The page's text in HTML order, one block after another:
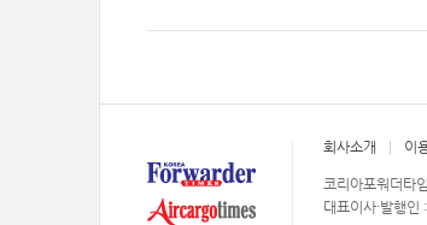
회사소개 이
코리아포워더타
대표이사·발행인